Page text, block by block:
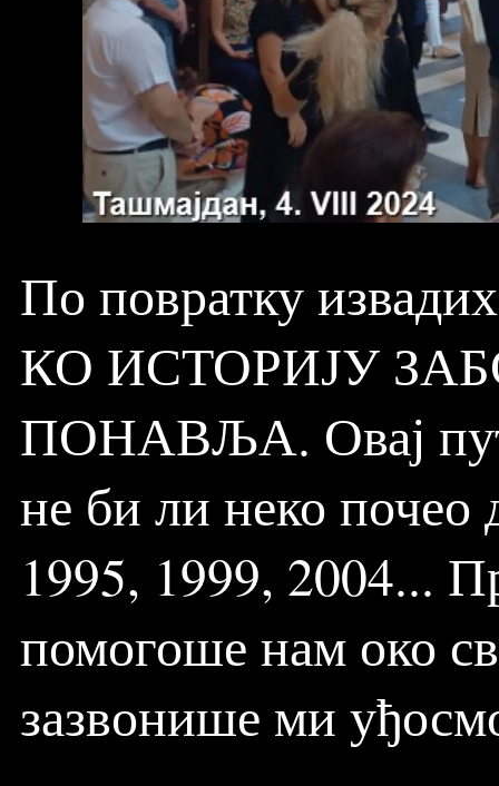
По повратку
КО ИСТОРИЈУ
ПОНАВЉА. Овај пут
не би ли неко почео
1995, 1999, 2004...
помогоше нам око
зазвонише ми